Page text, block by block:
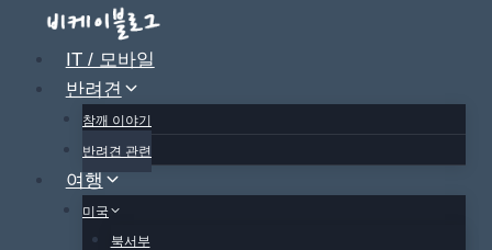
IT / 모바일
반려견
참깨 이야기
반려견 관련
여행
미국
북서부